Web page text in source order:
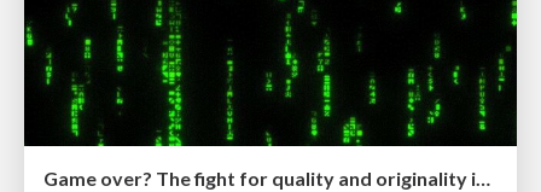
Game over? The fight for quality and originality in the time of robots